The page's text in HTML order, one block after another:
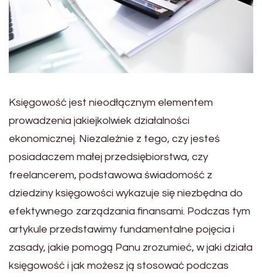
Księgowość jest nieodłącznym elementem
prowadzenia jakiejkolwiek działalności
ekonomicznej. Niezależnie z tego, czy jesteś
posiadaczem małej przedsiębiorstwa, czy
freelancerem, podstawowa świadomość z
dziedziny księgowości wykazuje się niezbędna do
efektywnego zarządzania finansami. Podczas tym
artykule przedstawimy fundamentalne pojęcia i
zasady, jakie pomogą Panu zrozumieć, w jaki działa
księgowość i jak możesz ją stosować podczas